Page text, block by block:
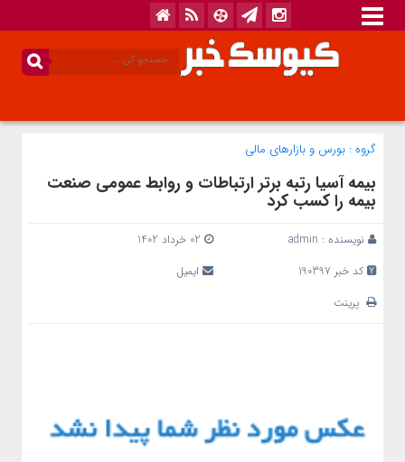
گروه : بورس و بازار‌های مالی
بیمه آسیا رتبه برتر ارتباطات و روابط عمومی صنعت
بیمه را کسب کرد
نویسنده : admin
کد خبر 190397
ایمیل
پرینت